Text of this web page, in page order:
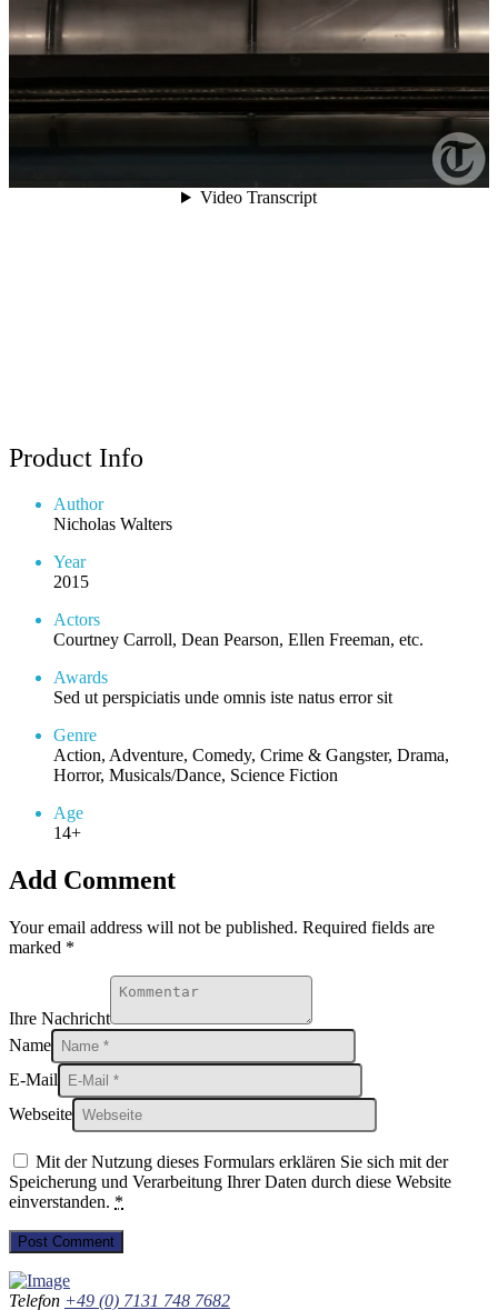
Product Info
Author
Nicholas Walters
Year
2015
Actors
Courtney Carroll, Dean Pearson, Ellen Freeman, etc.
Awards
Sed ut perspiciatis unde omnis iste natus error sit
Genre
Action, Adventure, Comedy, Crime & Gangster, Drama,
Horror, Musicals/Dance, Science Fiction
Age
14+
Add Comment
Your email address will not be published. Required fields are
marked *
Ihre Nachricht
Name
E-Mail
Webseite
Mit der Nutzung dieses Formulars erklären Sie sich mit der
Speicherung und Verarbeitung Ihrer Daten durch diese Website
einverstanden. *
Telefon +49 (0) 7131 748 7682